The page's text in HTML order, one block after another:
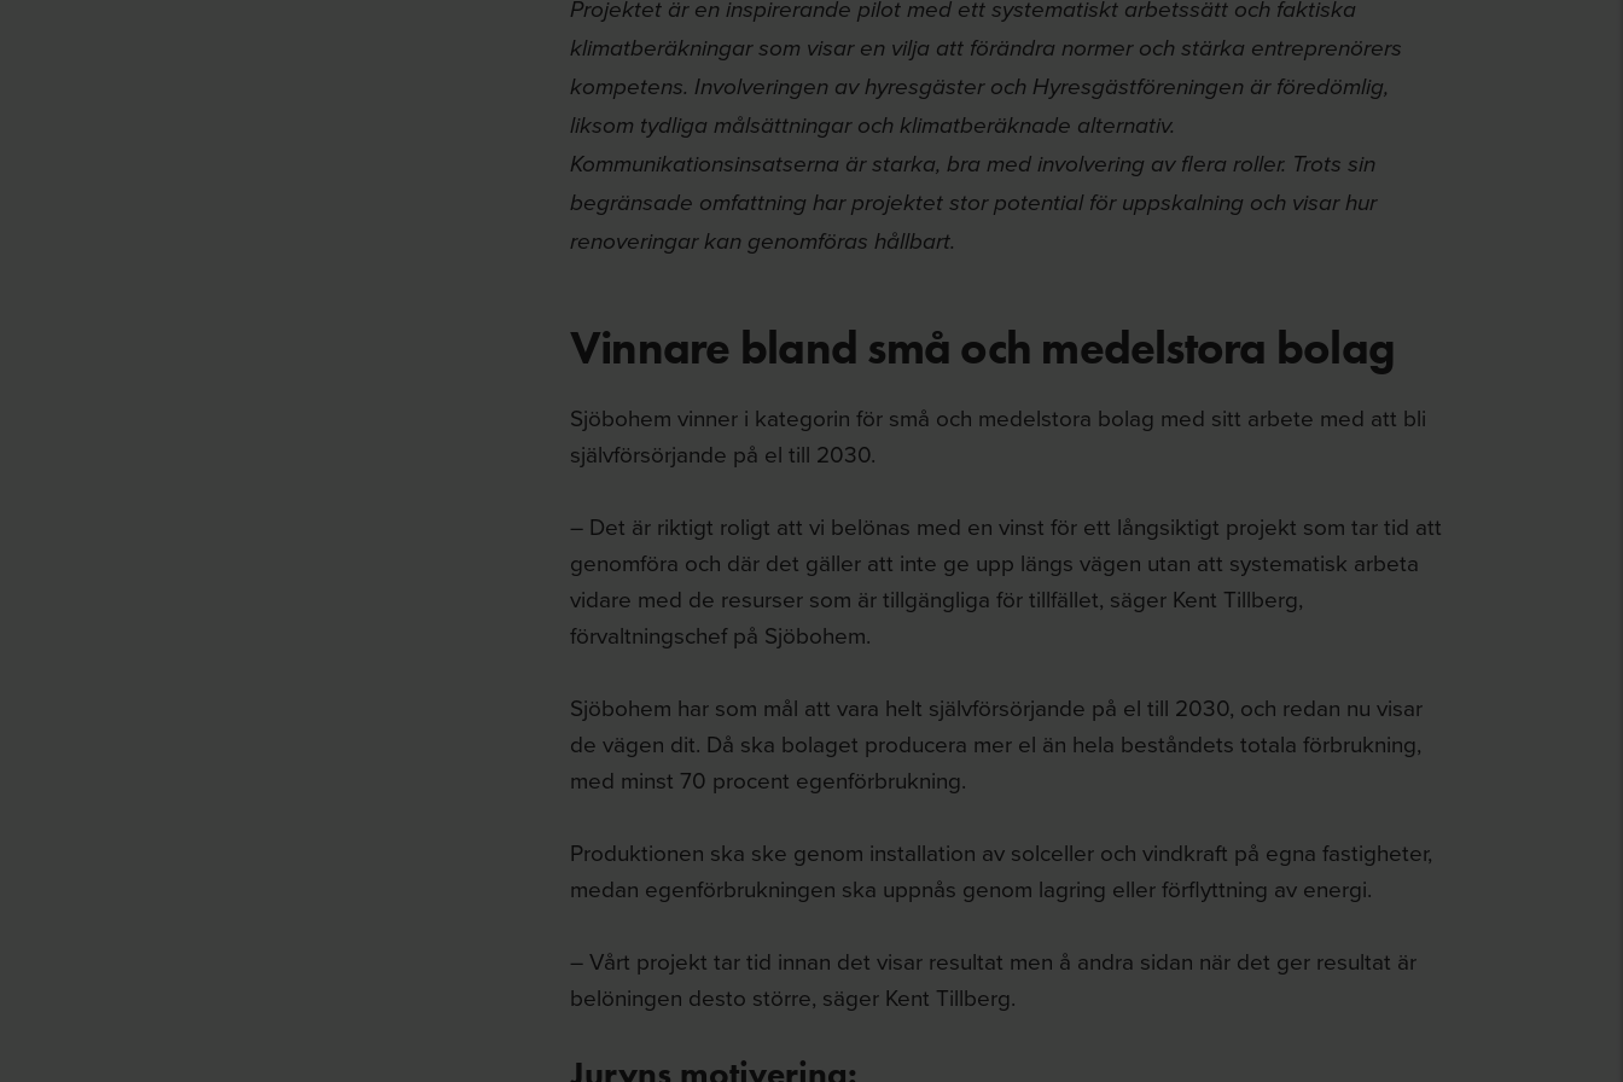
Projektet är en inspirerande pilot med ett systematiskt arbetssätt och faktiska
klimatberäkningar som visar en vilja att förändra normer och stärka entreprenörers
kompetens. Involveringen av hyresgäster och Hyresgästföreningen är föredömlig,
liksom tydliga målsättningar och klimatberäknade alternativ.
Kommunikationsinsatserna är starka, bra med involvering av flera roller. Trots sin
begränsade omfattning har projektet stor potential för uppskalning och visar hur
renoveringar kan genomföras hållbart.
Vinnare bland små och medelstora bolag
Sjöbohem vinner i kategorin för små och medelstora bolag med sitt arbete med att bli
självförsörjande på el till 2030.
– Det är riktigt roligt att vi belönas med en vinst för ett långsiktigt projekt som tar tid att
genomföra och där det gäller att inte ge upp längs vägen utan att systematisk arbeta
vidare med de resurser som är tillgängliga för tillfället, säger Kent Tillberg,
förvaltningschef på Sjöbohem.
Sjöbohem har som mål att vara helt självförsörjande på el till 2030, och redan nu visar
de vägen dit. Då ska bolaget producera mer el än hela beståndets totala förbrukning,
med minst 70 procent egenförbrukning.
Produktionen ska ske genom installation av solceller och vindkraft på egna fastigheter,
medan egenförbrukningen ska uppnås genom lagring eller förflyttning av energi.
– Vårt projekt tar tid innan det visar resultat men å andra sidan när det ger resultat är
belöningen desto större, säger Kent Tillberg.
Juryns motivering: